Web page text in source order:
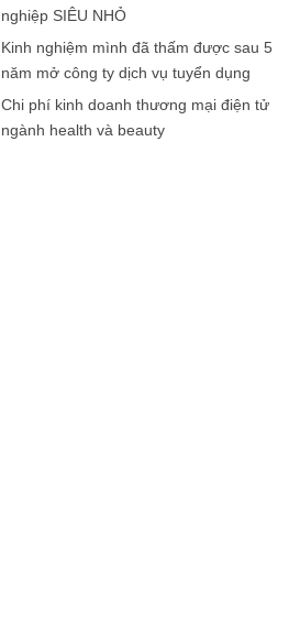
nghiệp SIÊU NHỎ
Kinh nghiệm mình đã thấm được sau 5
năm mở công ty dịch vụ tuyển dụng
Chi phí kinh doanh thương mại điện tử
ngành health và beauty